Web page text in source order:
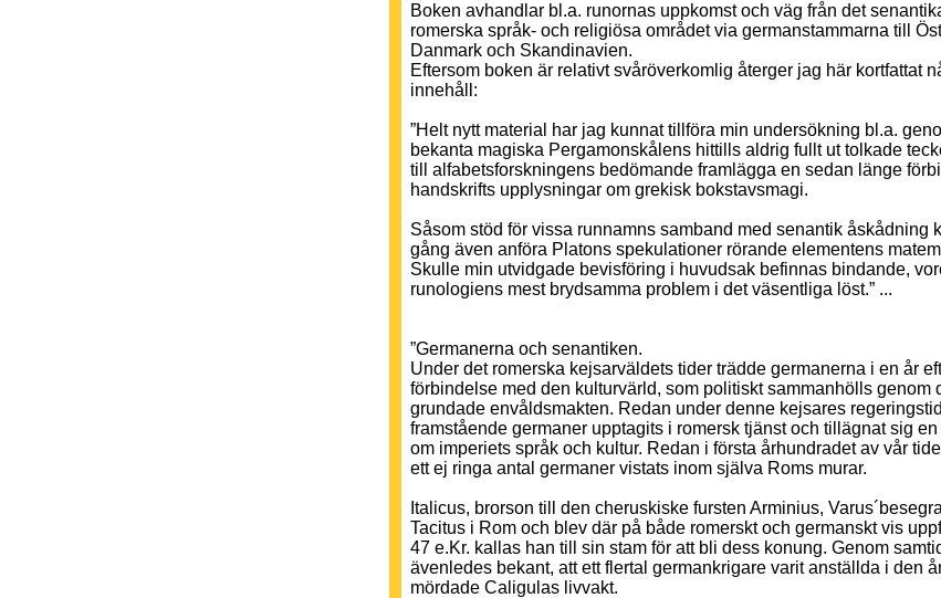
Boken avhandlar bl.a. runornas uppkomst och väg från det
romerska språk- och religiösa området via germanstammarna till
Danmark och Skandinavien.
Eftersom boken är relativt svåröverkomlig återger jag här kortfattat
innehåll:
”Helt nytt material har jag kunnat tillföra min undersökning bl.a.
bekanta magiska Pergamonskålens hittills aldrig fullt ut tolkade
till alfabetsforskningens bedömande framlägga en sedan länge
handskrifts upplysningar om grekisk bokstavsmagi.
Såsom stöd för vissa runnamns samband med senantik åskådning
gång även anföra Platons spekulationer rörande elementens
Skulle min utvidgade bevisföring i huvudsak befinnas bindande,
runologiens mest brydsamma problem i det väsentliga löst.” ...
”Germanerna och senantiken.
Under det romerska kejsarväldets tider trädde germanerna i en år
förbindelse med den kulturvärld, som politiskt sammanhölls genom
grundade envåldsmakten. Redan under denne kejsares
framstående germaner upptagits i romersk tjänst och tillägnat sig
om imperiets språk och kultur. Redan i första århundradet av vår
ett ej ringa antal germaner vistats inom själva Roms murar.
Italicus, brorson till den cheruskiske fursten Arminius,
Tacitus i Rom och blev där på både romerskt och germanskt vis
47 e.Kr. kallas han till sin stam för att bli dess konung. Genom
ävenledes bekant, att ett flertal germankrigare varit anställda i den
mördade Caligulas livvakt.